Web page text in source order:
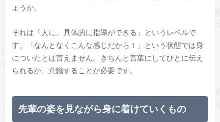
ょうか。
それは「人に、具体的に指導ができる」というレベルで
す。「なんとなくこんな感じだから！」という状態では身
についたとは言えません。きちんと言葉にしてひとに伝え
られるか、意識することが必要です。
先輩の姿を見ながら身に着けていくもの